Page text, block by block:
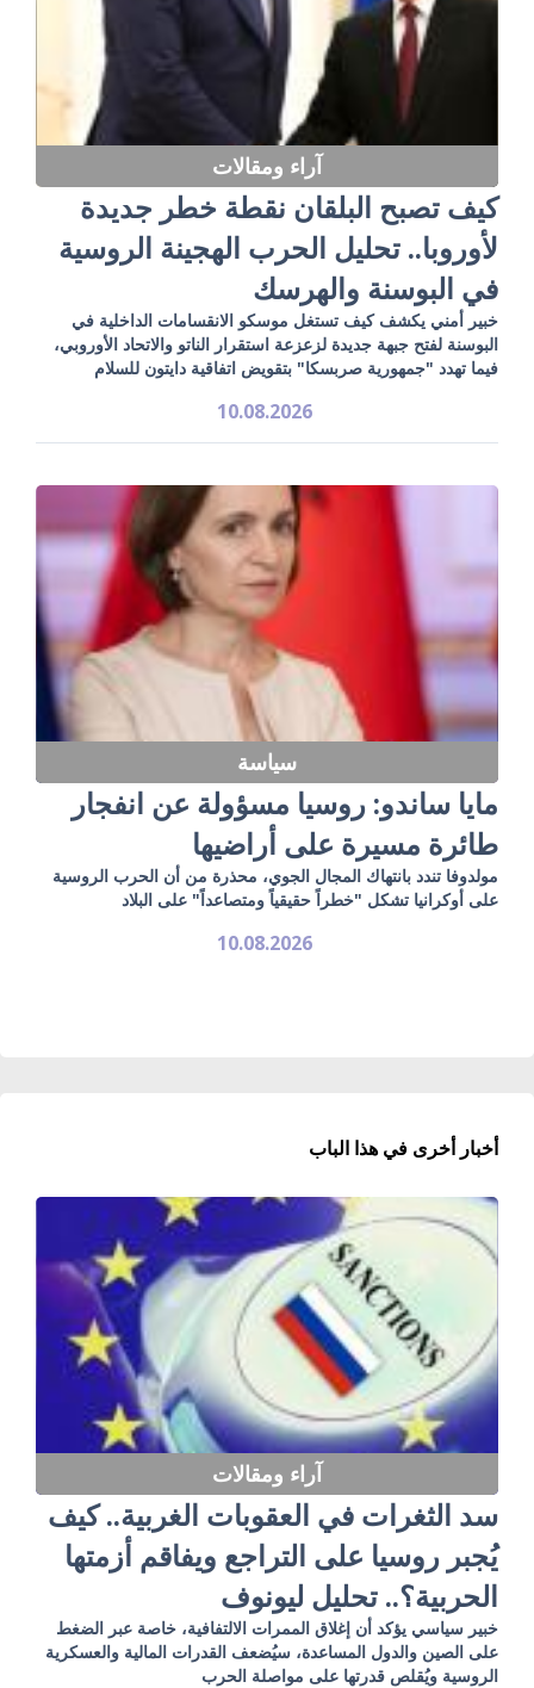
آراء ومقالات
كيف تصبح البلقان نقطة خطر جديدة
لأوروبا.. تحليل الحرب الهجينة الروسية
في البوسنة والهرسك
خبير أمني يكشف كيف تستغل موسكو الانقسامات الداخلية في
البوسنة لفتح جبهة جديدة لزعزعة استقرار الناتو والاتحاد الأوروبي،
فيما تهدد "جمهورية صربسكا" بتقويض اتفاقية دايتون للسلام
10.08.2026
سياسة
مايا ساندو: روسيا مسؤولة عن انفجار
طائرة مسيرة على أراضيها
مولدوفا تندد بانتهاك المجال الجوي، محذرة من أن الحرب الروسية
على أوكرانيا تشكل "خطراً حقيقياً ومتصاعداً" على البلاد
10.08.2026
أخبار أخرى في هذا الباب
آراء ومقالات
سد الثغرات في العقوبات الغربية.. كيف
يُجبر روسيا على التراجع ويفاقم أزمتها
الحربية؟.. تحليل ليونوف
خبير سياسي يؤكد أن إغلاق الممرات الالتفافية، خاصة عبر الضغط
على الصين والدول المساعدة، سيُضعف القدرات المالية والعسكرية
الروسية ويُقلص قدرتها على مواصلة الحرب